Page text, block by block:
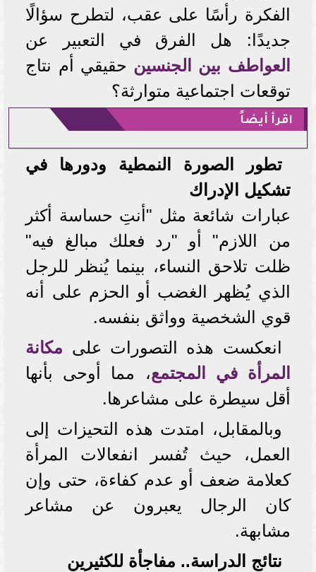
الفكرة رأسًا على عقب، لتطرح سؤالًا
جديدًا: هل الفرق في التعبير عن
العواطف بين الجنسين حقيقي أم نتاج
توقعات اجتماعية متوارثة؟
اقرأ أيضاً
تطور الصورة النمطية ودورها في
تشكيل الإدراك
عبارات شائعة مثل "أنتِ حساسة أكثر
من اللازم" أو "رد فعلك مبالغ فيه"
ظلت تلاحق النساء، بينما يُنظر للرجل
الذي يُظهر الغضب أو الحزم على أنه
قوي الشخصية وواثق بنفسه.
انعكست هذه التصورات على مكانة
المرأة في المجتمع، مما أوحى بأنها
أقل سيطرة على مشاعرها.
وبالمقابل، امتدت هذه التحيزات إلى
العمل، حيث تُفسر انفعالات المرأة
كعلامة ضعف أو عدم كفاءة، حتى وإن
كان الرجال يعبرون عن مشاعر
مشابهة.
نتائج الدراسة.. مفاجأة للكثيرين